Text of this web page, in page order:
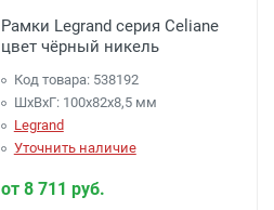
Рамки Legrand серия Celiane
цвет чёрный никель
Код товара: 538192
ШхВхГ: 100x82x8,5 мм
Legrand
Уточнить наличие
от 8 711 руб.